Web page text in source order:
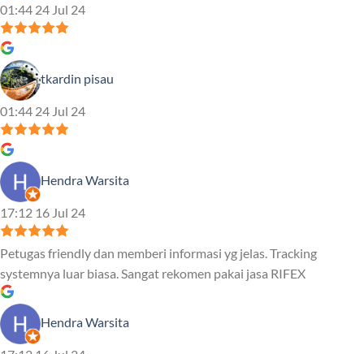
01:44 24 Jul 24
tkardin pisau
01:44 24 Jul 24
Hendra Warsita
17:12 16 Jul 24
Petugas friendly dan memberi informasi yg jelas. Tracking
systemnya luar biasa. Sangat rekomen pakai jasa RIFEX
Hendra Warsita